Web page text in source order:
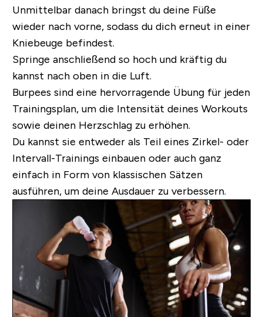
Unmittelbar danach bringst du deine Füße
wieder nach vorne, sodass du dich erneut in einer
Kniebeuge befindest.
Springe anschließend so hoch und kräftig du
kannst nach oben in die Luft.
Burpees sind eine hervorragende Übung für jeden
Trainingsplan, um die Intensität deines Workouts
sowie deinen Herzschlag zu erhöhen.
Du kannst sie entweder als Teil eines Zirkel- oder
Intervall-Trainings einbauen oder auch ganz
einfach in Form von klassischen Sätzen
ausführen, um deine Ausdauer zu verbessern.